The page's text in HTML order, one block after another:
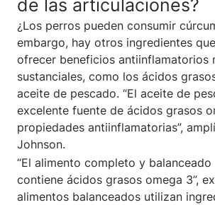
de las articulaciones?
¿Los perros pueden consumir
embargo, hay otros ingredientes
ofrecer beneficios antiinflamatorios
sustanciales, como los ácidos
aceite de pescado. “El aceite de
excelente fuente de ácidos grasos
propiedades antiinflamatorias”,
Johnson.
“El alimento completo y
contiene ácidos grasos omega 3”,
alimentos balanceados utilizan